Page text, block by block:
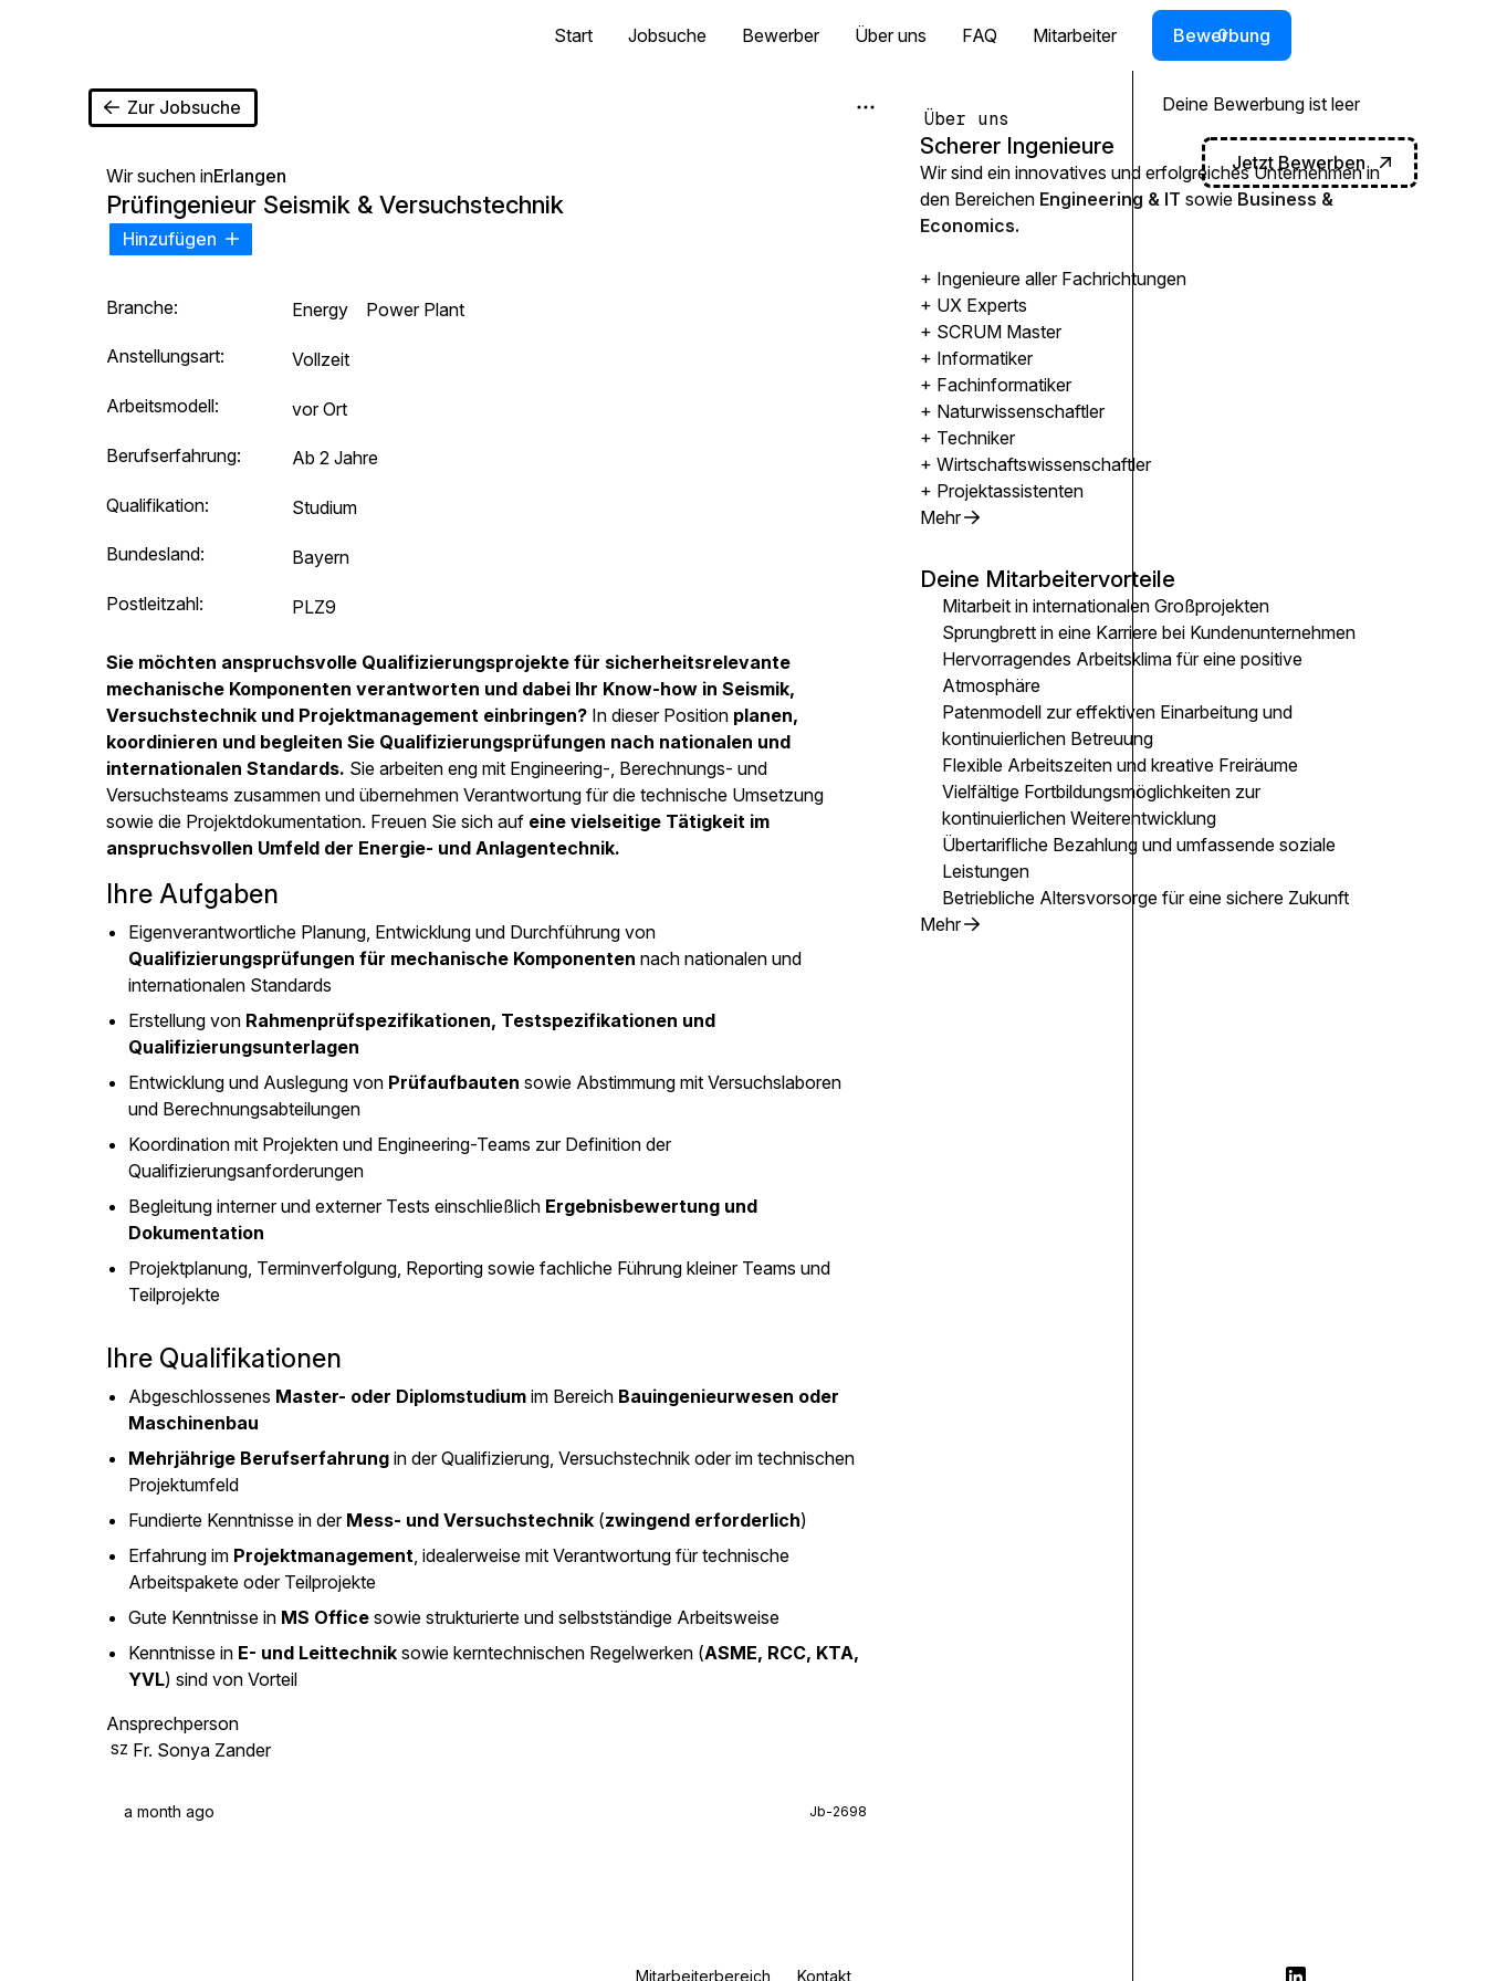
Start Jobsuche Bewerber Über uns FAQ Mitarbeiter Bewerbung
0
Deine Bewerbung ist leer
Jetzt Bewerben
Zur Jobsuche
Wir suchen inErlangen
Prüfingenieur Seismik & Versuchstechnik
Hinzufügen
Branche: Energy Power Plant
Anstellungsart: Vollzeit
Arbeitsmodell: vor Ort
Berufserfahrung: Ab 2 Jahre
Qualifikation: Studium
Bundesland: Bayern
Postleitzahl: PLZ9
Sie möchten anspruchsvolle Qualifizierungsprojekte für sicherheitsrelevante
mechanische Komponenten verantworten und dabei Ihr Know-how in Seismik,
Versuchstechnik und Projektmanagement einbringen? In dieser Position planen,
koordinieren und begleiten Sie Qualifizierungsprüfungen nach nationalen und
internationalen Standards. Sie arbeiten eng mit Engineering-, Berechnungs- und
Versuchsteams zusammen und übernehmen Verantwortung für die technische Umsetzung
sowie die Projektdokumentation. Freuen Sie sich auf eine vielseitige Tätigkeit im
anspruchsvollen Umfeld der Energie- und Anlagentechnik.
Ihre Aufgaben
Eigenverantwortliche Planung, Entwicklung und Durchführung von
Qualifizierungsprüfungen für mechanische Komponenten nach nationalen und
internationalen Standards
Erstellung von Rahmenprüfspezifikationen, Testspezifikationen und
Qualifizierungsunterlagen
Entwicklung und Auslegung von Prüfaufbauten sowie Abstimmung mit Versuchslaboren
und Berechnungsabteilungen
Koordination mit Projekten und Engineering-Teams zur Definition der
Qualifizierungsanforderungen
Begleitung interner und externer Tests einschließlich Ergebnisbewertung und
Dokumentation
Projektplanung, Terminverfolgung, Reporting sowie fachliche Führung kleiner Teams und
Teilprojekte
Ihre Qualifikationen
Abgeschlossenes Master- oder Diplomstudium im Bereich Bauingenieurwesen oder
Maschinenbau
Mehrjährige Berufserfahrung in der Qualifizierung, Versuchstechnik oder im technischen
Projektumfeld
Fundierte Kenntnisse in der Mess- und Versuchstechnik (zwingend erforderlich)
Erfahrung im Projektmanagement, idealerweise mit Verantwortung für technische
Arbeitspakete oder Teilprojekte
Gute Kenntnisse in MS Office sowie strukturierte und selbstständige Arbeitsweise
Kenntnisse in E- und Leittechnik sowie kerntechnischen Regelwerken (ASME, RCC, KTA,
YVL) sind von Vorteil
Ansprechperson
SZ Fr. Sonya Zander
a month ago Jb-2698
Über uns
Scherer Ingenieure
Wir sind ein innovatives und erfolgreiches Unternehmen in
den Bereichen Engineering & IT sowie Business &
Economics.
+ Ingenieure aller Fachrichtungen
+ UX Experts
+ SCRUM Master
+ Informatiker
+ Fachinformatiker
+ Naturwissenschaftler
+ Techniker
+ Wirtschaftswissenschaftler
+ Projektassistenten
Mehr
Deine Mitarbeitervorteile
Mitarbeit in internationalen Großprojekten
Sprungbrett in eine Karriere bei Kundenunternehmen
Hervorragendes Arbeitsklima für eine positive
Atmosphäre
Patenmodell zur effektiven Einarbeitung und
kontinuierlichen Betreuung
Flexible Arbeitszeiten und kreative Freiräume
Vielfältige Fortbildungsmöglichkeiten zur
kontinuierlichen Weiterentwicklung
Übertarifliche Bezahlung und umfassende soziale
Leistungen
Betriebliche Altersvorsorge für eine sichere Zukunft
Mehr
Mitarbeiterbereich Kontakt